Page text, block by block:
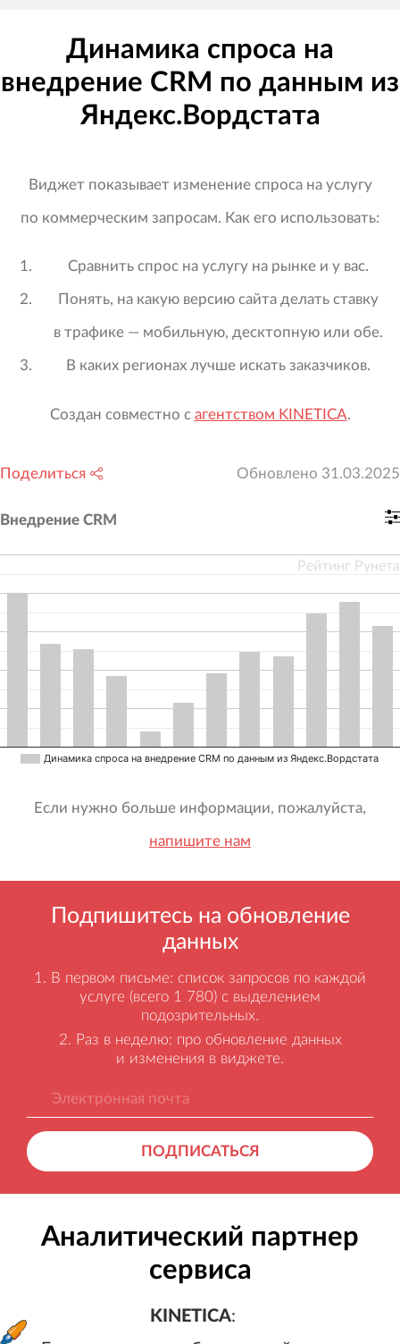
Динамика спроса на
внедрение CRM по данным из
Яндекс.Вордстата
Виджет показывает изменение спроса на услугу
по коммерческим запросам. Как его использовать:
Сравнить спрос на услугу на рынке и у вас.
Понять, на какую версию сайта делать ставку
в трафике — мобильную, десктопную или обе.
В каких регионах лучше искать заказчиков.
Создан совместно с агентством KINETICA.
Поделиться Обновлено 31.03.2025
Внедрение CRM
Динамика спроса на внедрение CRM по данным из Яндекс.Вордстата
Рейтинг Рунета
Если нужно больше информации, пожалуйста,
напишите нам
Подпишитесь на обновление
данных
В первом письме: список запросов по каждой
услуге (всего 1 780) с выделением
подозрительных.
Раз в неделю: про обновление данных
и изменения в виджете.
ПОДПИСАТЬСЯ
Аналитический партнер
сервиса
KINETICA:
Генерация лидов, бесплатный